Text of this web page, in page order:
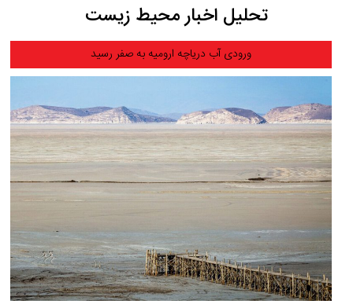
تحلیل اخبار محیط زیست
ورودی آب دریاچه ارومیه به صفر رسید